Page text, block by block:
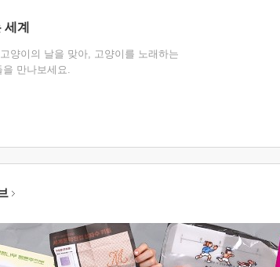
계
양이의 날을 맞아, 고양이를 노래하는
을 만나보세요.